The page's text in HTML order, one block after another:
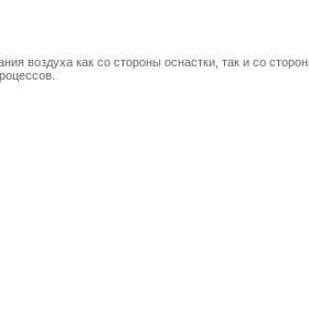
воздуха как со стороны оснастки, так и со